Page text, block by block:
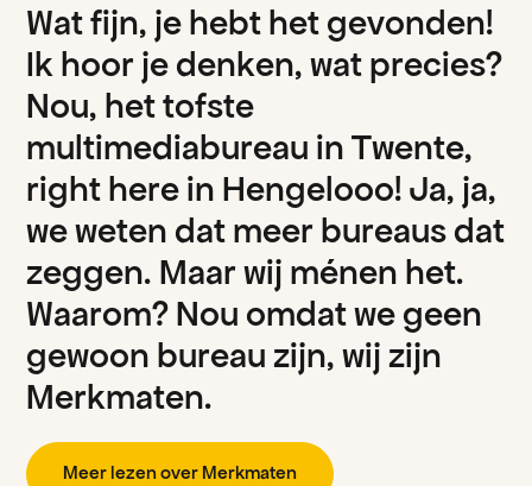
Watfijn, jehebthetgevonden!
Ikhoorjedenken, watprecies?
Nou, hettofste
multimediabureau in Twente,
rightherein Hengelooo!Ja, ja,
weweten datmeerbureausdat
zeggen. Maarwij ménen het.
Waarom?Nou omdatwegeen
gewoon bureau zijn, wij zijn
Merkmaten.
Meer lezenover Merkmaten